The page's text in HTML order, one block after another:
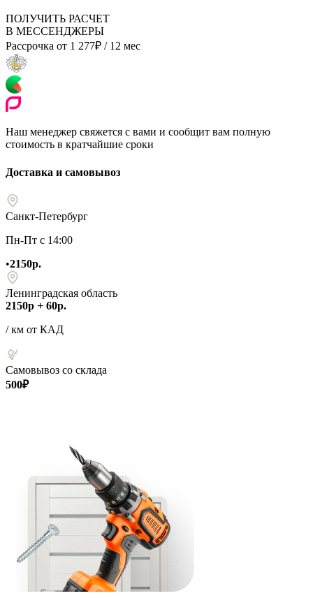
ПОЛУЧИТЬ РАСЧЕТ
В МЕССЕНДЖЕРЫ
Рассрочка от 1 277₽ / 12 мес
Наш менеджер свяжется с вами и сообщит вам полную
стоимость в кратчайшие сроки
Доставка и самовывоз
Санкт-Петербург
Пн-Пт с 14:00
•2150р.
Ленинградская область
2150р + 60р.
/ км от КАД
Самовывоз со склада
500₽